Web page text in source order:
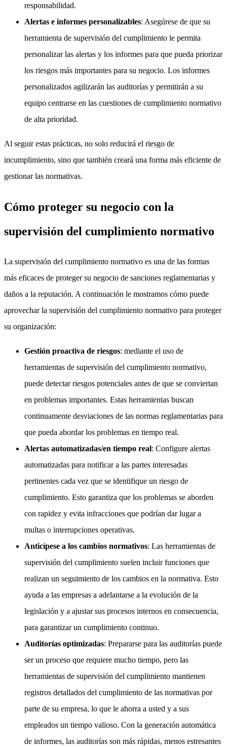
responsabilidad.
Alertas e informes personalizables: Asegúrese de que su
herramienta de supervisión del cumplimiento le permita
personalizar las alertas y los informes para que pueda priorizar
los riesgos más importantes para su negocio. Los informes
personalizados agilizarán las auditorías y permitirán a su
equipo centrarse en las cuestiones de cumplimiento normativo
de alta prioridad.
Al seguir estas prácticas, no solo reducirá el riesgo de
incumplimiento, sino que también creará una forma más eficiente de
gestionar las normativas.
Cómo proteger su negocio con la
supervisión del cumplimiento normativo
La supervisión del cumplimiento normativo es una de las formas
más eficaces de proteger su negocio de sanciones reglamentarias y
daños a la reputación. A continuación le mostramos cómo puede
aprovechar la supervisión del cumplimiento normativo para proteger
su organización:
Gestión proactiva de riesgos: mediante el uso de
herramientas de supervisión del cumplimiento normativo,
puede detectar riesgos potenciales antes de que se conviertan
en problemas importantes. Estas herramientas buscan
continuamente desviaciones de las normas reglamentarias para
que pueda abordar los problemas en tiempo real.
Alertas automatizadas/en tiempo real: Configure alertas
automatizadas para notificar a las partes interesadas
pertinentes cada vez que se identifique un riesgo de
cumplimiento. Esto garantiza que los problemas se aborden
con rapidez y evita infracciones que podrían dar lugar a
multas o interrupciones operativas.
Anticípese a los cambios normativos: Las herramientas de
supervisión del cumplimiento suelen incluir funciones que
realizan un seguimiento de los cambios en la normativa. Esto
ayuda a las empresas a adelantarse a la evolución de la
legislación y a ajustar sus procesos internos en consecuencia,
para garantizar un cumplimiento continuo.
Auditorías optimizadas: Prepararse para las auditorías puede
ser un proceso que requiere mucho tiempo, pero las
herramientas de supervisión del cumplimiento mantienen
registros detallados del cumplimiento de las normativas por
parte de su empresa, lo que le ahorra a usted y a sus
empleados un tiempo valioso. Con la generación automática
de informes, las auditorías son más rápidas, menos estresantes